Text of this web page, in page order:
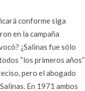
conforme siga
en la campaña
¿Salinas fue sólo
“los primeros años”
pero el abogado
En 1971 ambos